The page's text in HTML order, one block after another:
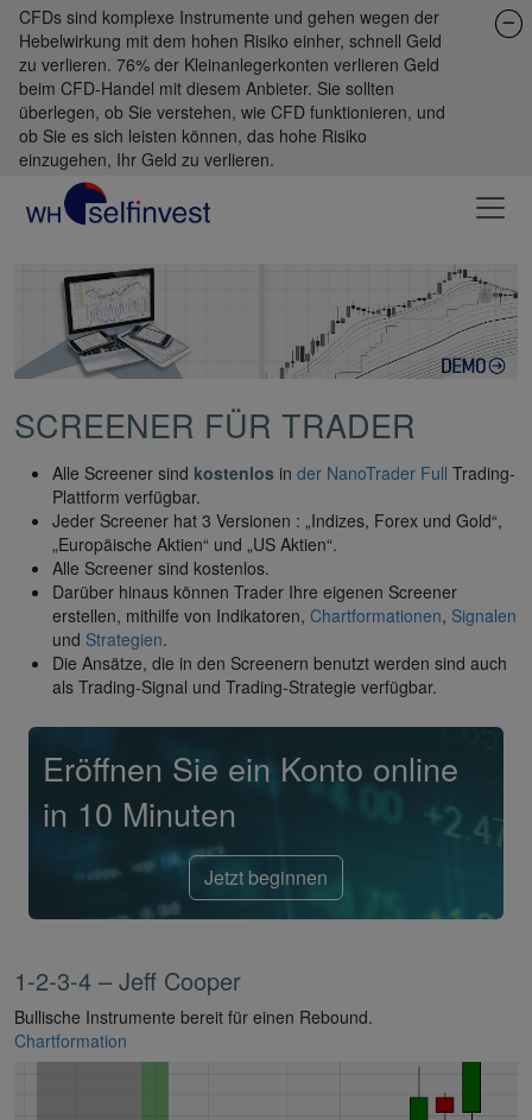
CFDs sind komplexe Instrumente und gehen wegen der
Hebelwirkung mit dem hohen Risiko einher, schnell Geld
zu verlieren. 76% der Kleinanlegerkonten verlieren Geld
beim CFD-Handel mit diesem Anbieter. Sie sollten
überlegen, ob Sie verstehen, wie CFD funktionieren, und
ob Sie es sich leisten können, das hohe Risiko
einzugehen, Ihr Geld zu verlieren.
SCREENER FÜR TRADER
Alle Screener sind kostenlos in der NanoTrader Full Trading-
Plattform verfügbar.
Jeder Screener hat 3 Versionen : „Indizes, Forex und Gold“,
„Europäische Aktien“ und „US Aktien“.
Alle Screener sind kostenlos.
Darüber hinaus können Trader Ihre eigenen Screener
erstellen, mithilfe von Indikatoren, Chartformationen, Signalen
und Strategien.
Die Ansätze, die in den Screenern benutzt werden sind auch
als Trading-Signal und Trading-Strategie verfügbar.
Eröffnen Sie ein Konto online
in 10 Minuten
Jetzt beginnen
1-2-3-4 – Jeff Cooper
Bullische Instrumente bereit für einen Rebound.
Chartformation